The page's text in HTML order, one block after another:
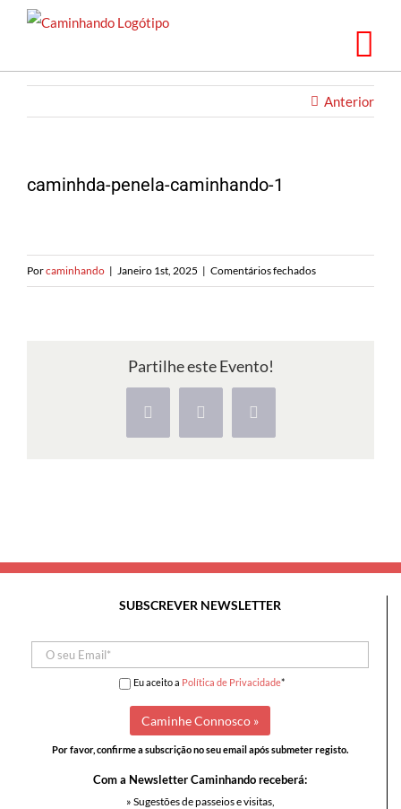
Saltar
Anterior
caminhda-penela-caminhando-1
Porcaminhando | Janeiro 1st, 2025 | Comentários fechadosem
caminhda-
Partilhe este Evento!
Facebook
X Pinterest
SUBSCREVER NEWSLETTER
Eu aceito a Política de Privacidade*
Por favor, confirme a subscrição no seu email após submeter registo.
Com a Newsletter Caminhando receberá:
» Sugestões de passeios e visitas,